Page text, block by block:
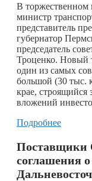
В торжественном
министр
представитель
губернатор
председатель
Троценко. Новый
один из самых
большой (30 тыс.
крае, строящийся
вложений
Подробнее
Поставщики
соглашения о